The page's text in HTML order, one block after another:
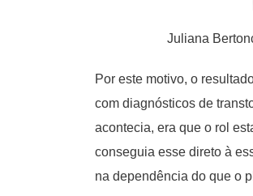
Juliana
Por este motivo, o
com diagnósticos de
acontecia, era que o rol
conseguia esse direto à
na dependência do que o